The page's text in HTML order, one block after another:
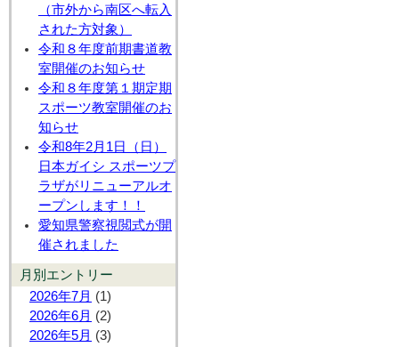
（市外から南区へ転入
された方対象）
令和８年度前期書道教
室開催のお知らせ
令和８年度第１期定期
スポーツ教室開催のお
知らせ
令和8年2月1日（日）
日本ガイシ スポーツプ
ラザがリニューアルオ
ープンします！！
愛知県警察視閲式が開
催されました
月別エントリー
2026年7月 (1)
2026年6月 (2)
2026年5月 (3)